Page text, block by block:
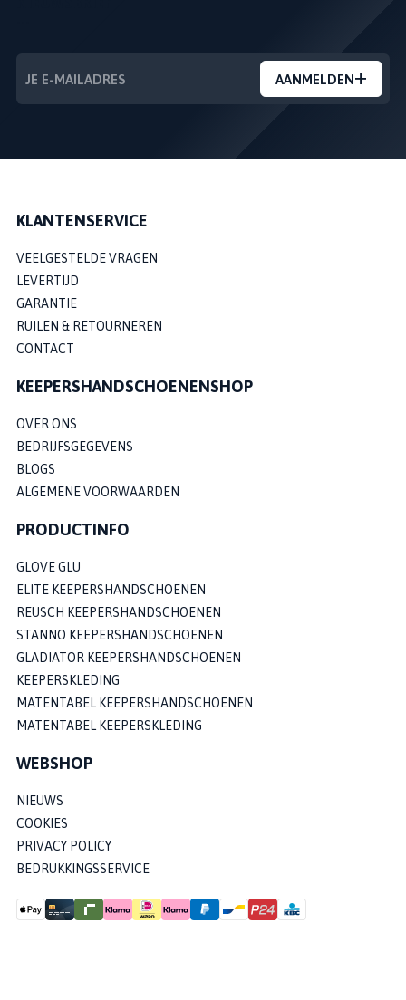
AANMELDEN
KLANTENSERVICE
VEELGESTELDE VRAGEN
LEVERTIJD
GARANTIE
RUILEN & RETOURNEREN
CONTACT
KEEPERSHANDSCHOENENSHOP
OVER ONS
BEDRIJFSGEGEVENS
BLOGS
ALGEMENE VOORWAARDEN
PRODUCTINFO
GLOVE GLU
ELITE KEEPERSHANDSCHOENEN
REUSCH KEEPERSHANDSCHOENEN
STANNO KEEPERSHANDSCHOENEN
GLADIATOR KEEPERSHANDSCHOENEN
KEEPERSKLEDING
MATENTABEL KEEPERSHANDSCHOENEN
MATENTABEL KEEPERSKLEDING
WEBSHOP
NIEUWS
COOKIES
PRIVACY POLICY
BEDRUKKINGSSERVICE